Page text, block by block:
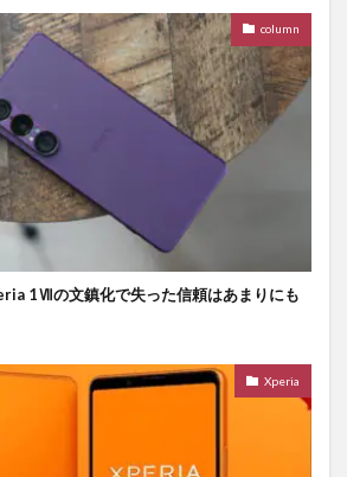
column
1Ⅶの文鎮化で失った信頼はあまりにも
Xperia